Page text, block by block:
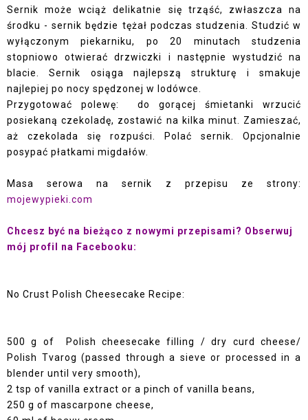
Sernik może wciąż delikatnie się trząść, zwłaszcza na
środku - sernik będzie tężał podczas studzenia. Studzić w
wyłączonym piekarniku, po 20 minutach studzenia
stopniowo otwierać drzwiczki i następnie wystudzić na
blacie. Sernik osiąga najlepszą strukturę i smakuje
najlepiej po nocy spędzonej w lodówce.
Przygotować polewę: do gorącej śmietanki wrzucić
posiekaną czekoladę, zostawić na kilka minut. Zamieszać,
aż czekolada się rozpuści. Polać sernik. Opcjonalnie
posypać płatkami migdałów.
Masa serowa na sernik z przepisu ze strony:
mojewypieki.com
Chcesz być na bieżąco z nowymi przepisami? Obserwuj
mój profil na Facebooku:
No Crust Polish Cheesecake Recipe:
500 g of Polish cheesecake filling / dry curd cheese/
Polish Tvarog (passed through a sieve or processed in a
blender until very smooth),
2 tsp of vanilla extract or a pinch of vanilla beans,
250 g of mascarpone cheese,